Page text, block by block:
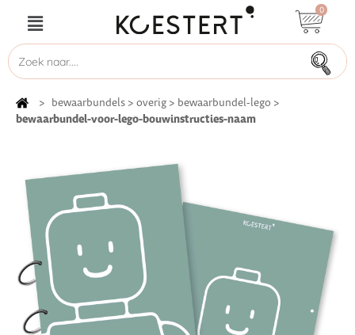
0
> bewaarbundels > overig > bewaarbundel-lego >
bewaarbundel-voor-lego-bouwinstructies-naam